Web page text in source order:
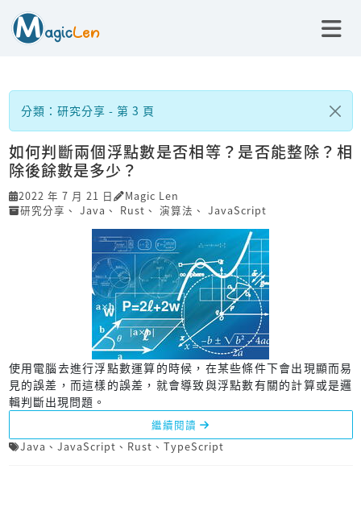
分類：研究分享 - 第 3 頁
如何判斷兩個浮點數是否相等？是否能整除？相
除後餘數是多少？
2022 年 7 月 21 日
Magic Len
研究分享 、 Java 、 Rust 、 演算法 、 JavaScript
使用電腦去進行浮點數運算的時候，在某些條件下會出現顯而易
見的誤差，而這樣的誤差，就會導致與浮點數有關的計算或是邏
輯判斷出現問題。
繼續閱讀
Java 、 JavaScript 、 Rust 、 TypeScript